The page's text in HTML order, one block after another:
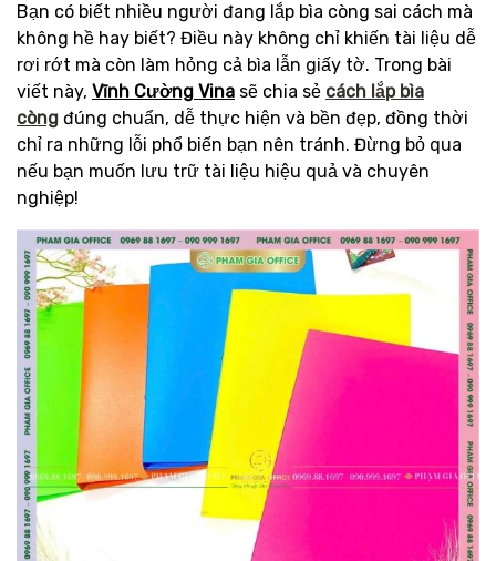
Bạn có biết nhiều người đang lắp bìa còng sai cách mà
không hề hay biết? Điều này không chỉ khiến tài liệu dễ
rơi rớt mà còn làm hỏng cả bìa lẫn giấy tờ. Trong bài
viết này, Vĩnh Cường Vina sẽ chia sẻ cách lắp bìa
còng đúng chuẩn, dễ thực hiện và bền đẹp, đồng thời
chỉ ra những lỗi phổ biến bạn nên tránh. Đừng bỏ qua
nếu bạn muốn lưu trữ tài liệu hiệu quả và chuyên
nghiệp!